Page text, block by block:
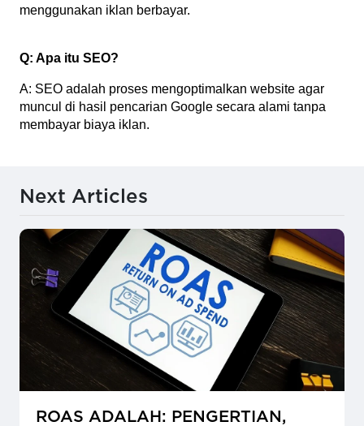
menggunakan iklan berbayar.
Q: Apa itu SEO?
A: SEO adalah proses mengoptimalkan website agar
muncul di hasil pencarian Google secara alami tanpa
membayar biaya iklan.
Next Articles
ROAS ADALAH: PENGERTIAN,